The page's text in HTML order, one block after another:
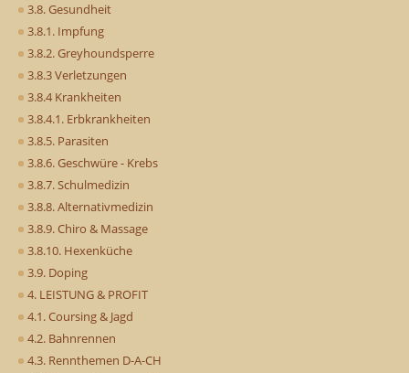
3.8. Gesundheit
3.8.1. Impfung
3.8.2. Greyhoundsperre
3.8.3 Verletzungen
3.8.4 Krankheiten
3.8.4.1. Erbkrankheiten
3.8.5. Parasiten
3.8.6. Geschwüre - Krebs
3.8.7. Schulmedizin
3.8.8. Alternativmedizin
3.8.9. Chiro & Massage
3.8.10. Hexenküche
3.9. Doping
4. LEISTUNG & PROFIT
4.1. Coursing & Jagd
4.2. Bahnrennen
4.3. Rennthemen D-A-CH